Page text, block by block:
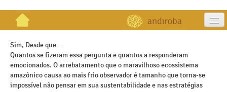
artigos
projetos
publicações
Sim, Desde que …
Quantos se fizeram essa pergunta e quantos a responderam
emocionados. O arrebatamento que o maravilhoso ecossistema
amazônico causa ao mais frio observador é tamanho que torna-se
impossível não pensar em sua sustentabilidade e nas estratégias